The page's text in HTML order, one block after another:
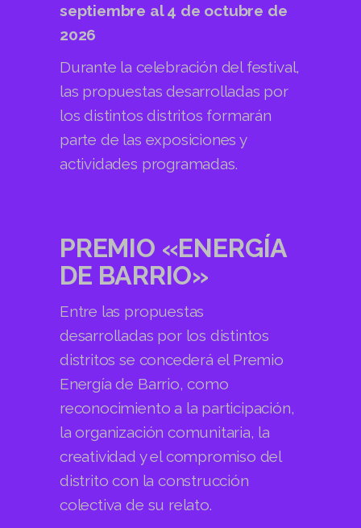
septiembre al 4 de octubre de
2026
Durante la celebración del festival,
las propuestas desarrolladas por
los distintos distritos formarán
parte de las exposiciones y
actividades programadas.
PREMIO «ENERGÍA
DE BARRIO»
Entre las propuestas
desarrolladas por los distintos
distritos se concederá el Premio
Energía de Barrio, como
reconocimiento a la participación,
la organización comunitaria, la
creatividad y el compromiso del
distrito con la construcción
colectiva de su relato.